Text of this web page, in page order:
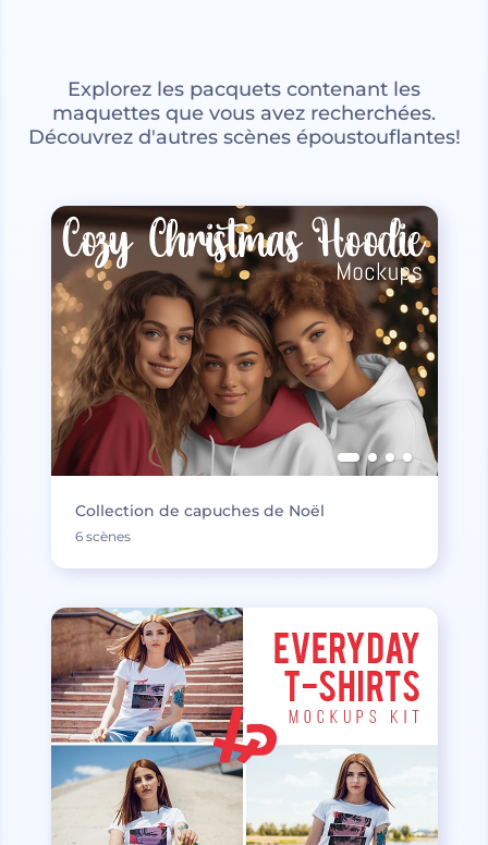
Explorez les pacquets contenant les
maquettes que vous avez recherchées.
Découvrez d'autres scènes époustouflantes!
Collection de capuches de Noël
6 scènes